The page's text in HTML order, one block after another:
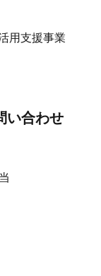
用支援事業
い合わせ